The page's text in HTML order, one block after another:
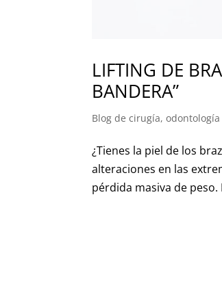
LIFTING DE
BANDERA”
Blog de cirugía,
¿Tienes la piel de los
alteraciones en las
pérdida masiva de